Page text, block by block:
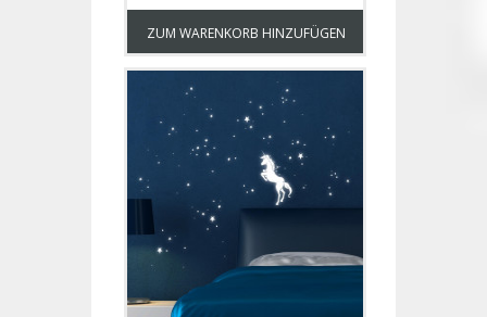
ZUM WARENKORB HINZUFÜGEN